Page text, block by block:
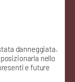
danneggiata.
nello
e future